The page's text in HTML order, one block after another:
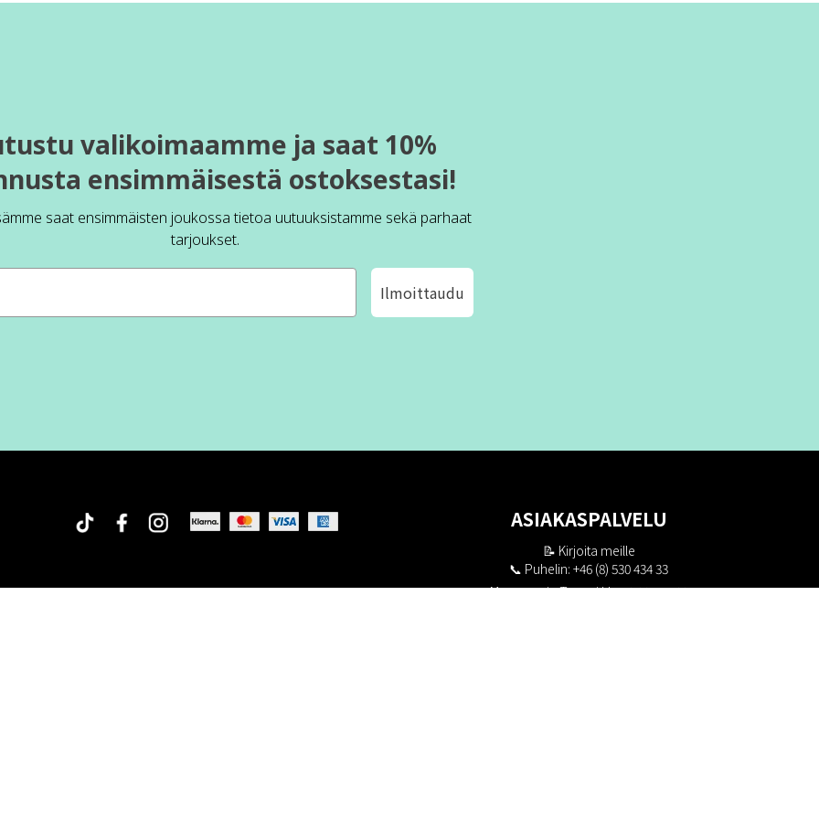
valikoimaamme ja saat 10%
ensimmäisestä ostoksestasi!
saat ensimmäisten joukossa tietoa uutuuksistamme sekä parhaat
tarjoukset.
Ilmoittaudu
ASIAKASPALVELU
📝 Kirjoita meille
📞 Puhelin: +46 (8) 530 434 33
Maanantai - Torstai klo 10.00 - 17.00